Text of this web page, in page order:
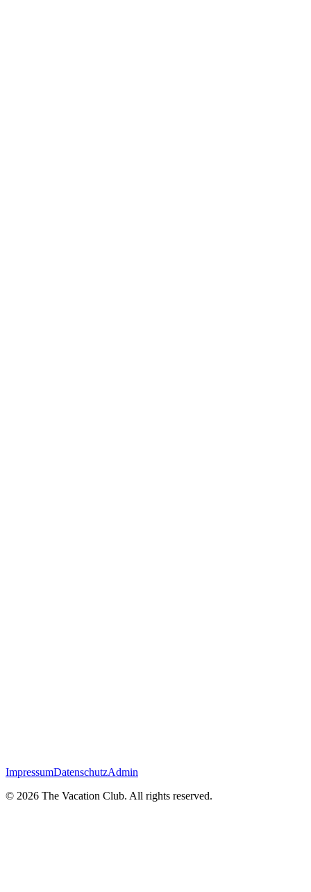
ImpressumDatenschutzAdmin
© 2026 The Vacation Club. All rights reserved.